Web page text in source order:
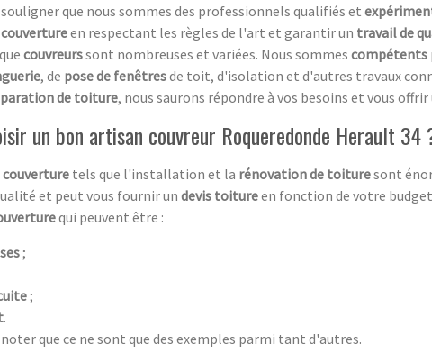
que nous sommes des professionnels qualifiés et
en respectant les règles de l'art et garantir un travail de
couvreurssont nombreuses et variées. Nous sommes compétents
, de pose de fenêtresde toit, d'isolation et d'autres travaux
de toiture, nous saurons répondre à vos besoins et vous offrir
un bon artisan couvreur Roqueredonde Herault 34
couverture tels que l'installation et la rénovation de toituresont
et peut vous fournir undevis toitureen fonction de votre
qui peuvent être :
;
;
.
que ce ne sont que des exemples parmi tant d'autres.